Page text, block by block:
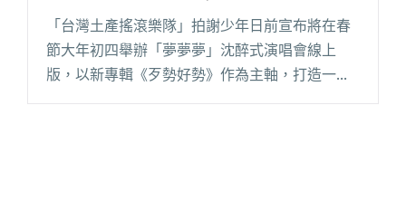
四處作夢
「台灣土產搖滾樂隊」拍謝少年日前宣布將在春
節大年初四舉辦「夢夢夢」沈醉式演唱會線上
版，以新專輯《歹勢好勢》作為主軸，打造一場